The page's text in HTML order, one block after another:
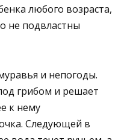
любого возраста,
не подвластны
и непогоды.
грибом и решает
к нему
Следующей в